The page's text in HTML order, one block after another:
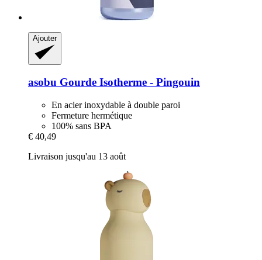
Ajouter
asobu Gourde Isotherme -​ Pingouin
En acier inoxydable à double paroi
Fermeture hermétique
100% sans BPA
€ 40,49
Livraison jusqu'au 13 août